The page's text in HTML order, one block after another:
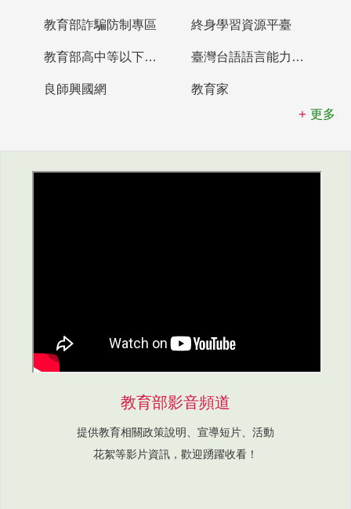
教育部詐騙防制專區 終身學習資源平臺
教育部高中等以下學校及幼兒園教師資格檢定考試 臺灣台語語言能力認證網站
良師興國網
教育家
更多
教育部影音頻道
提供教育相關政策說明、宣導短片、活動
花絮等影片資訊，歡迎踴躍收看！